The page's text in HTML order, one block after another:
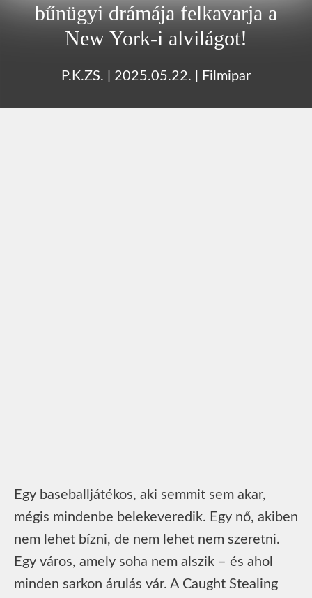
bűnügyi drámája felkavarja a
New York-i alvilágot!
P.K.ZS. 2025.05.22. Filmipar
Egy baseballjátékos, aki semmit sem akar,
mégis mindenbe belekeveredik. Egy nő, akiben
nem lehet bízni, de nem lehet nem szeretni.
Egy város, amely soha nem alszik – és ahol
minden sarkon árulás vár. A Caught Stealing